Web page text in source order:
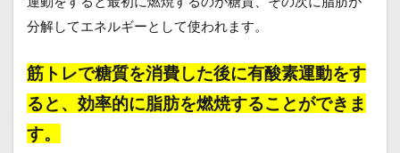
分解してエネルギーとして使われます。
筋トレで糖質を消費した後に有酸素運動をす
ると、 効率的に脂肪を燃焼することができま
す。